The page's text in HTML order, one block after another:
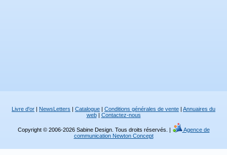
Livre d'or | NewsLetters | Catalogue | Conditions générales de vente | Annuaires du
web| Contactez-nous
Copyright © 2006-2026 Sabine Design. Tous droits réservés. |
Agence de
communication Newton Concept